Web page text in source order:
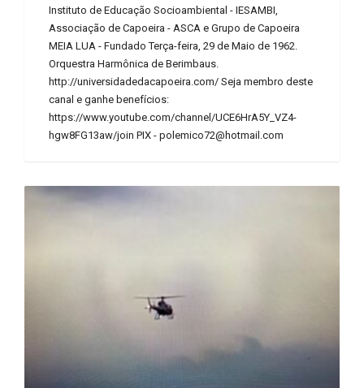
Instituto de Educação Socioambiental - IESAMBI,
Associação de Capoeira - ASCA e Grupo de Capoeira
MEIA LUA - Fundado Terça-feira, 29 de Maio de 1962.
Orquestra Harmônica de Berimbaus.
http://universidadedacapoeira.com/ Seja membro deste
canal e ganhe benefícios:
https://www.youtube.com/channel/UCE6HrA5Y_VZ4-
hgw8FG13aw/join PIX - polemico72@hotmail.com